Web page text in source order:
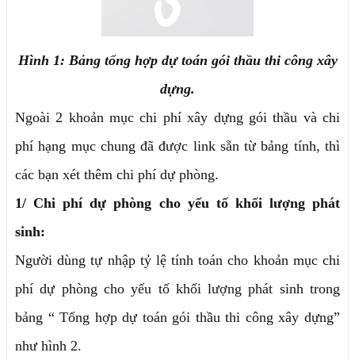
Hình 1: Bảng tổng hợp dự toán gói thầu thi công xây
dựng.
Ngoài 2 khoản mục chi phí xây dựng gói thầu và chi
phí hạng mục chung đã được link sẵn từ bảng tính, thì
các bạn xét thêm chi phí dự phòng.
1/ Chi phí dự phòng cho yếu tố khối lượng phát
sinh:
Người dùng tự nhập tỷ lệ tính toán cho khoản mục chi
phí dự phòng cho yếu tố khối lượng phát sinh trong
bảng “ Tổng hợp dự toán gói thầu thi công xây dựng”
như hình 2.